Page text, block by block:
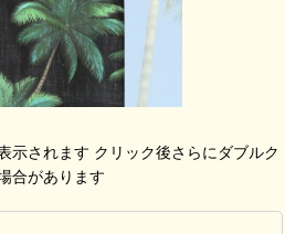
示されます クリック後さらにダブルク
合があります